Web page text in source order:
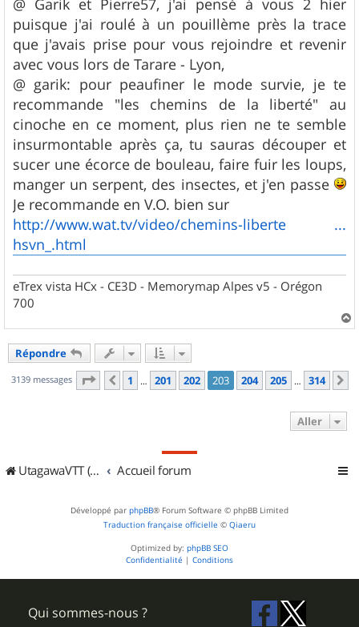
s
a
g
e
@ Garik et Pierre57, j'ai pensé à vous 2 hier
puisque j'ai roulé à un pouillème près la trace
que j'avais prise pour vous rejoindre et revenir
avec vous lors de Tarare - Lyon,
@ garik: pour peaufiner le mode survie, je te
recommande "les chemins de la liberté" au
cinoche en ce moment, plus rien ne te semble
insurmontable après ça, tu sauras découper et
sucer une écorce de bouleau, faire fuir les loups,
manger un serpent, des insectes, et j'en passe
Je recommande en V.O. bien sur
http://www.wat.tv/video/chemins-liberte ...
hsvn_.html
eTrex vista HCx - CE3D - Memorymap Alpes v5 - Orégon
700
a
Répondre
3139 messages Page 203 sur314
Précédent
1 … 201 202 203 204 205 … 314
Aller
UtagawaVTT (Randos VTT et VTTAE avec traces GPS) Accueil forum
Développé par phpBB® Forum Software © phpBB Limited
Traduction française officielle © Qiaeru
Optimized by: phpBB SEO
Confidentialité | Conditions
Qui sommes-nous ?